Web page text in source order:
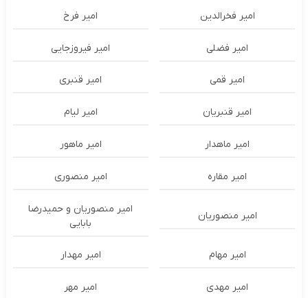
امیر فخرالدین امیر فرخ
امیر فضلی امیر فیروزجایی
امیر قمی امیر قنبری
امیر قنبریان امیر لیام
امیر ماهدار امیر ماهور
امیر مقاره امیر منصوری
امیر منصوریان
امیر منصوریان و حمیدرضا
بابایی
امیر مهام امیر مهدار
امیر مهدی امیر مهر